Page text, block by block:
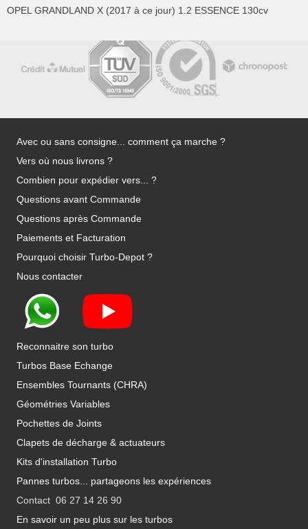
OPEL GRANDLAND X (2017 à ce jour) 1.2 ESSENCE 130cv
Avec ou sans consigne... comment ça marche ?
Vers où nous livrons ?
Combien pour expédier vers... ?
Questions avant Commande
Questions après Commande
Paiements et Facturation
Pourquoi choisir Turbo-Depot ?
Nous contacter
Reconnaitre son turbo
Turbos Base Echange
Ensembles Tournants (CHRA)
Géométries Variables
Pochettes de Joints
Clapets de décharge & actuateurs
Kits d'installation Turbo
Pannes turbos... partageons les expériences
Contact 06 27 14 26 90
En savoir un peu plus sur les turbos